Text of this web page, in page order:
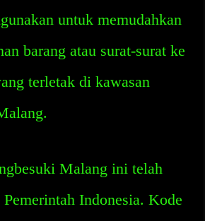
untuk memudahkan
barang atau surat-surat ke
terletak di kawasan
Malang ini telah
Indonesia. Kode